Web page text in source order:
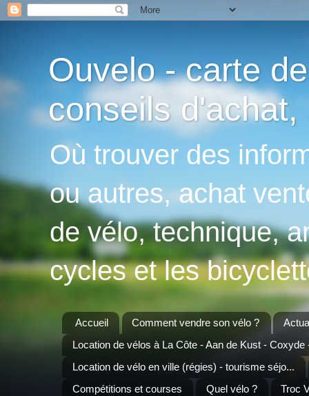
Ouvelo - carte
conseils
Où trouver des
ou autres, achat
de vélo, technique,
cycles et les
Accueil Comment vendre son vélo ?
Location de vélos à La Côte - Aan de Kust - Coxyde
Location de vélo en ville (régies) - tourisme séjo...
Compétitions et courses
Quel vélo ?
Troc